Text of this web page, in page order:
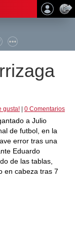
gusta! 0 Comentarios
a Julio
de futbol, en la
error tras una
Eduardo
de las tablas,
en cabeza tras 7